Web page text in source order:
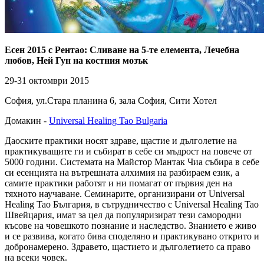
Есен 2015 с Рентао: Сливане на 5-те елемента, Лечебна
любов, Ней Гун на костния мозък
29-31 октомври 2015
София, ул.Стара планина 6, зала София, Сити Хотел
Домакин - Universal Healing Tao Bulgaria
Даоските практики носят здраве, щастие и дълголетие на
практикуващите ги и събират в себе си мъдрост на повече от
5000 години. Системата на Майстор Мантак Чиа събира в себе
си есенцията на вътрешната алхимия на разбираем език, а
самите практики работят и ни помагат от първия ден на
тяхното научаване. Семинарите, организирани от Universal
Healing Tao България, в сътрудничество с Universal Healing Tao
Швейцария, имат за цел да популяризират тези самородни
късове на човешкото познание и наследство. Знанието е живо
и се развива, когато бива споделяно и практикувано открито и
добронамерено. Здравето, щастието и дълголетието са право
на всеки човек.